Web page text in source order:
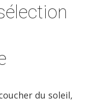
du soleil,